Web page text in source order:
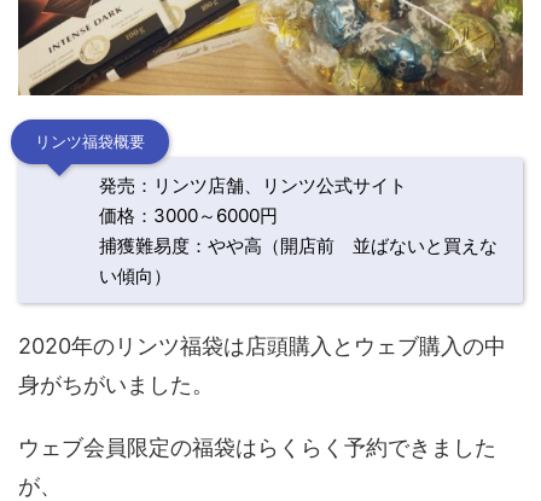
リンツ福袋概要
発売：リンツ店舗、リンツ公式サイト
価格：3000～6000円
捕獲難易度：やや高（開店前 並ばないと買えな
い傾向）
2020年のリンツ福袋は店頭購入とウェブ購入の中
身がちがいました。
ウェブ会員限定の福袋はらくらく予約できました
が、